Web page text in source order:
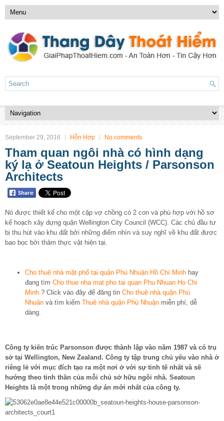
September 29, 2016 Hỗn Hợp No comments
Tham quan ngôi nhà có hình dạng
ký lạ ở Seatoun Heights / Parsonson
Architects
Nó được thiết kế cho một cặp vợ chồng có 2 con và phù hợp với hồ sơ
kế hoạch xây dựng quận Wellington City Council (WCC). Các chủ đầu tư
bị thu hút vào khu đất bởi những điểm nhìn và suy nghĩ về khu đất được
bao bọc bởi thảm thực vật hiện tại.
Cho thuê nhà mặt phố tại quận Phú Nhuận Hồ Chí Minh hay
đang tìm Cho thue nha mat pho tai quan Phu Nhuan Ho Chi
Minh ? Click vào đây để đăng tin Cho thuê nhà quận Phú
Nhuận và tìm kiếm Thuê nhà quận Phú Nhuận miễn phí, dễ
dàng.
Công ty kiến trúc Parsonson được thành lập vào năm 1987 và có trụ
sở tại Wellington, New Zealand. Công ty tập trung chủ yếu vào nhà ở
riêng lẻ với mục đích tạo ra một nơi ở với sự tinh tế nhất và sẽ
hướng theo tinh thần của mỗi chủ sở hữu ngôi nhà. Seatoun
Heights là một trong những dự án mới nhất của công ty.